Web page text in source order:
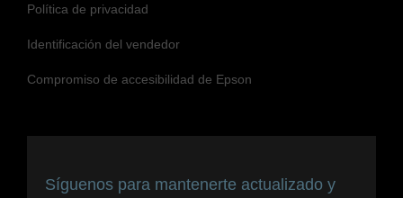
Política de privacidad
Identificación del vendedor
Compromiso de accesibilidad de Epson
Síguenos para mantenerte actualizado y